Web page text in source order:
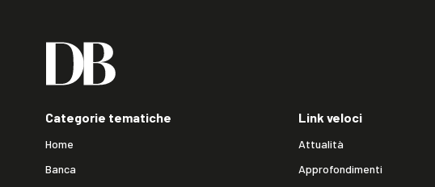
Categorie tematiche
Home
Banca
Link veloci
Attualità
Approfondimenti